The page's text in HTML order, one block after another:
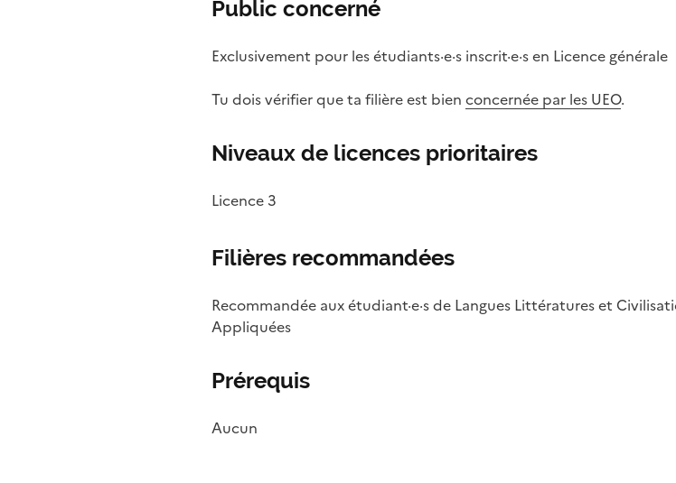
Public concerné
Exclusivement pour les étudiants·e·s inscrit·e·s en Licence générale
Tu dois vérifier que ta filière est bien concernée par les UEO.
Niveaux de licences prioritaires
Licence 3
Filières recommandées
Recommandée aux étudiant·e·s de Langues Littératures et
Appliquées
Prérequis
Aucun